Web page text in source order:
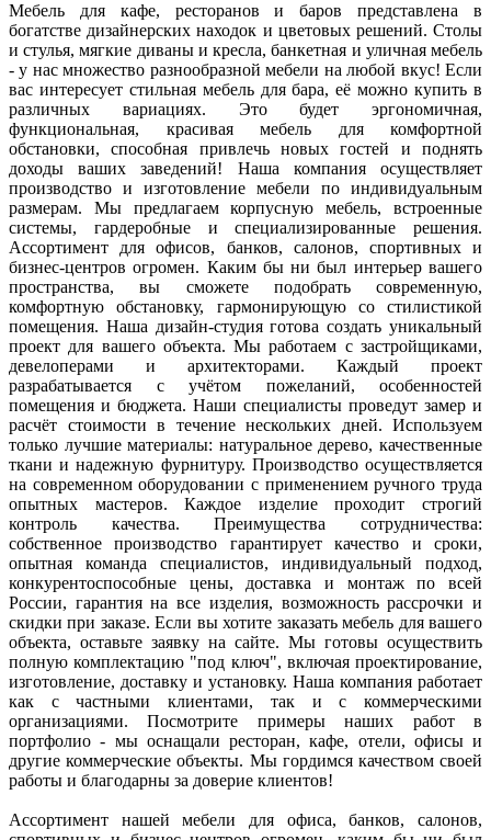
Мебель для кафе, ресторанов и баров представлена в
богатстве дизайнерских находок и цветовых решений. Столы
и стулья, мягкие диваны и кресла, банкетная и уличная мебель
- у нас множество разнообразной мебели на любой вкус! Если
вас интересует стильная мебель для бара, её можно купить в
различных вариациях. Это будет эргономичная,
функциональная, красивая мебель для комфортной
обстановки, способная привлечь новых гостей и поднять
доходы ваших заведений! Наша компания осуществляет
производство и изготовление мебели по индивидуальным
размерам. Мы предлагаем корпусную мебель, встроенные
системы, гардеробные и специализированные решения.
Ассортимент для офисов, банков, салонов, спортивных и
бизнес-центров огромен. Каким бы ни был интерьер вашего
пространства, вы сможете подобрать современную,
комфортную обстановку, гармонирующую со стилистикой
помещения. Наша дизайн-студия готова создать уникальный
проект для вашего объекта. Мы работаем с застройщиками,
девелоперами и архитекторами. Каждый проект
разрабатывается с учётом пожеланий, особенностей
помещения и бюджета. Наши специалисты проведут замер и
расчёт стоимости в течение нескольких дней. Используем
только лучшие материалы: натуральное дерево, качественные
ткани и надежную фурнитуру. Производство осуществляется
на современном оборудовании с применением ручного труда
опытных мастеров. Каждое изделие проходит строгий
контроль качества. Преимущества сотрудничества:
собственное производство гарантирует качество и сроки,
опытная команда специалистов, индивидуальный подход,
конкурентоспособные цены, доставка и монтаж по всей
России, гарантия на все изделия, возможность рассрочки и
скидки при заказе. Если вы хотите заказать мебель для вашего
объекта, оставьте заявку на сайте. Мы готовы осуществить
полную комплектацию "под ключ", включая проектирование,
изготовление, доставку и установку. Наша компания работает
как с частными клиентами, так и с коммерческими
организациями. Посмотрите примеры наших работ в
портфолио - мы оснащали ресторан, кафе, отели, офисы и
другие коммерческие объекты. Мы гордимся качеством своей
работы и благодарны за доверие клиентов!
Ассортимент нашей мебели для офиса, банков, салонов,